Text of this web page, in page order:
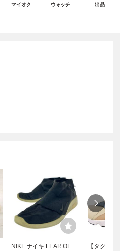
マイオク ウォッチ 出品
NIKE ナイキ FEAR OF G
【タグ付/